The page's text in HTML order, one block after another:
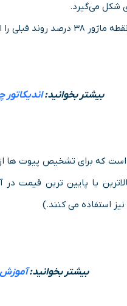
بیشتر بخوانید:
که برای تشخیص پیوت ها از
یا پایین ترین قیمت
نیز استفاده می کنند.)
بیشتر بخوانید: